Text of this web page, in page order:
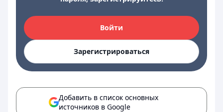
Войти
Зарегистрироваться
Добавить в список основных
источников в Google